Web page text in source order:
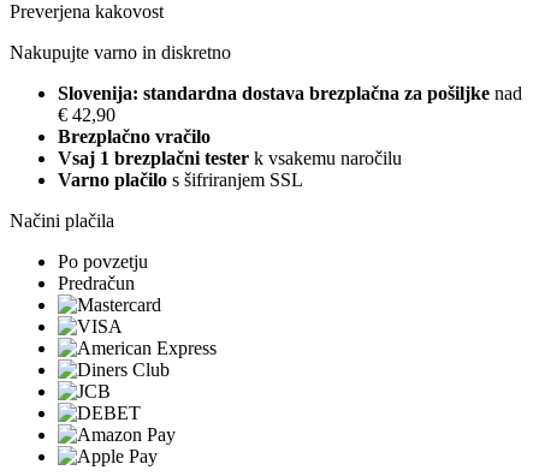
Preverjena kakovost
Nakupujte varno in diskretno
Slovenija: standardna dostava brezplačna za pošiljke nad
€ 42,90
Brezplačno vračilo
Vsaj 1 brezplačni tester k vsakemu naročilu
Varno plačilo s šifriranjem SSL
Načini plačila
Po povzetju
Predračun